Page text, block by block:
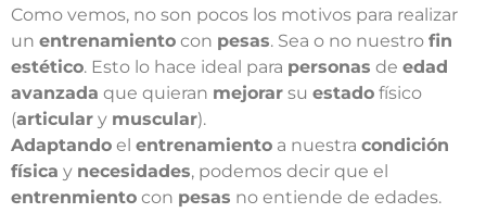
Como vemos, no son pocos los motivos para realizar
un entrenamiento con pesas. Sea o no nuestro fin
estético. Esto lo hace ideal para personas de edad
avanzada que quieran mejorar su estado físico
(articular y muscular).
Adaptando el entrenamiento a nuestra condición
física y necesidades, podemos decir que el
entrenmiento con pesas no entiende de edades.